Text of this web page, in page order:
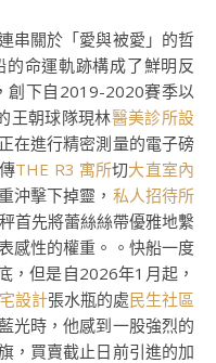
串關於「愛與被愛」的哲
命運軌跡構成了鮮明反
創下自2019-2020賽季以
王朝球隊現林醫美診所設
在進行精密測量的電子磅
THE R3 寓所切大直室內
沖擊下掉靈， 私人招待所
首先將蕾絲絲帶優雅地繫
感性的權重。。快船一度
，但是自2026年1月起，
設計張水瓶的處民生社區
光時，他感到一股強烈的
，買賣截止日前引進的加